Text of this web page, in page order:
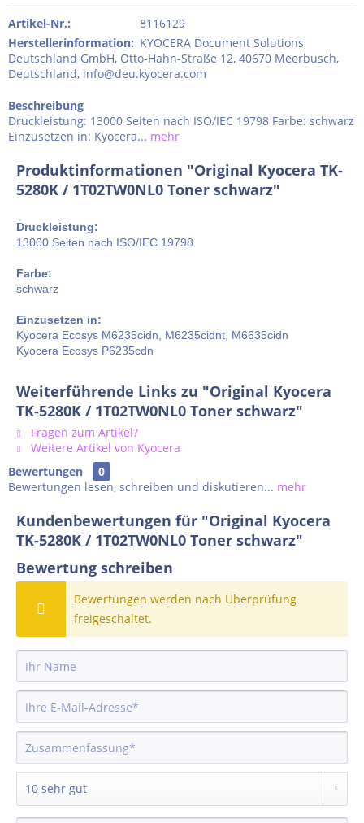
Artikel-Nr.:
8116129
Herstellerinformation: KYOCERA Document Solutions
Deutschland GmbH, Otto-Hahn-Straße 12, 40670 Meerbusch,
Deutschland, info@deu.kyocera.com
Beschreibung
Druckleistung: 13000 Seiten nach ISO/IEC 19798 Farbe: schwarz
Einzusetzen in: Kyocera... mehr
Produktinformationen "Original Kyocera TK-
5280K / 1T02TW0NL0 Toner schwarz"
Druckleistung:
13000 Seiten nach ISO/IEC 19798
Farbe:
schwarz
Einzusetzen in:
Kyocera Ecosys M6235cidn, M6235cidnt, M6635cidn
Kyocera Ecosys P6235cdn
Weiterführende Links zu "Original Kyocera
TK-5280K / 1T02TW0NL0 Toner schwarz"
Fragen zum Artikel?
Weitere Artikel von Kyocera
Bewertungen
0
Bewertungen lesen, schreiben und diskutieren... mehr
Kundenbewertungen für "Original Kyocera
TK-5280K / 1T02TW0NL0 Toner schwarz"
Bewertung schreiben
Bewertungen werden nach Überprüfung
freigeschaltet.